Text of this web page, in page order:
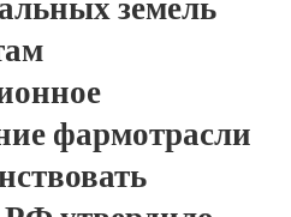
фармотрасли